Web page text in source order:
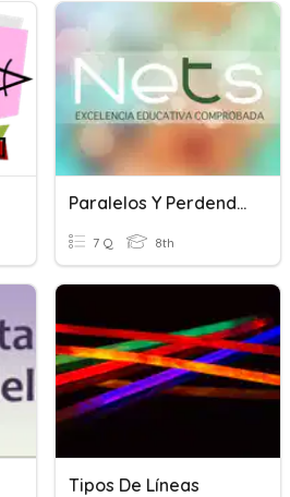
Paralelos Y Perdendiculares
7 Q 8th
Tipos De Líneas